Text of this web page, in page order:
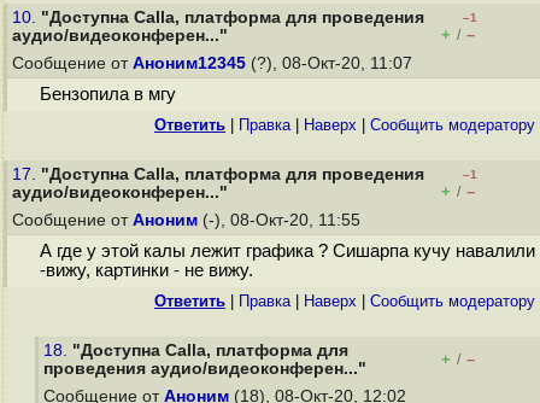
10. "Доступна Calla, платформа для проведения
аудио/видеоконферен..."
–1
+ / –
Сообщение от Аноним12345 (?), 08-Окт-20, 11:07
Бензопила в мгу
Ответить Правка| Наверх Cообщить модератору
17. "Доступна Calla, платформа для проведения
аудио/видеоконферен..."
–1
+ / –
Сообщение от Аноним (-), 08-Окт-20, 11:55
А где у этой калы лежит графика ? Сишарпа кучу навалили
-вижу, картинки - не вижу.
Ответить Правка| Наверх Cообщить модератору
18. "Доступна Calla, платформа для
проведения аудио/видеоконферен..."
+ / –
Сообщение от Аноним (18), 08-Окт-20, 12:02